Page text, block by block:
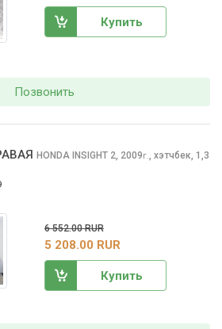
Купить
Позвонить
HONDA INSIGHT 2, 2009г., хэтчбек, 1,3
6 552.00 RUR
5 208.00 RUR
Купить